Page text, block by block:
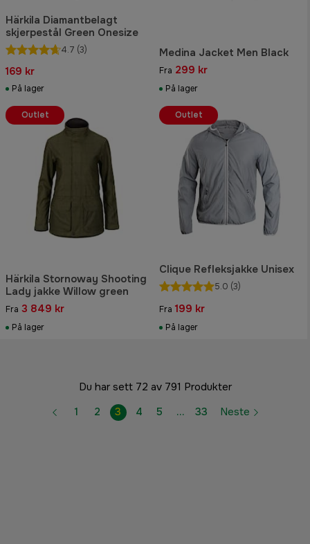
Härkila Diamantbelagt
skjerpestål Green Onesize
4.7 (3)
169 kr
På lager
Medina Jacket Men Black
Fra 299 kr
På lager
Härkila Stornoway Shooting
Lady jakke Willow green
Fra 3 849 kr
På lager
Outlet
Clique Refleksjakke Unisex
5.0 (3)
Fra 199 kr
På lager
Outlet
Du har sett 72 av 791 Produkter
1
2 3 4 5 … 33 Neste